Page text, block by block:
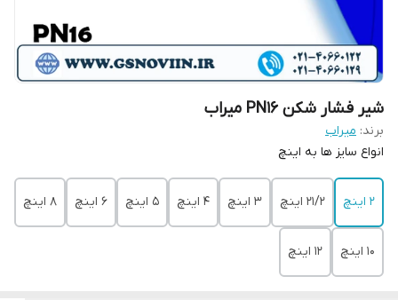
شیر فشار شکن PN16 میراب
برند: میراب
انواع سایز ها به اینچ
2 اینچ 21/2 اینچ 3 اینچ 4 اینچ 5 اینچ 6 اینچ 8 اینچ
10 اینچ 12 اینچ